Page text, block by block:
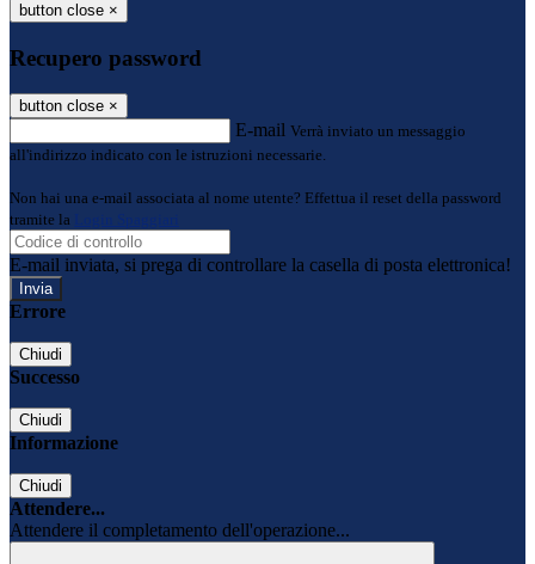
button close ×
Recupero password
button close ×
E-mail Verrà inviato un messaggio
all'indirizzo indicato con le istruzioni necessarie.
Non hai una e-mail associata al nome utente? Effettua il reset della password
tramite la
Login Spaggiari
E-mail inviata, si prega di controllare la casella di posta elettronica!
Errore
Chiudi
Successo
Chiudi
Informazione
Chiudi
Attendere...
Attendere il completamento dell'operazione...